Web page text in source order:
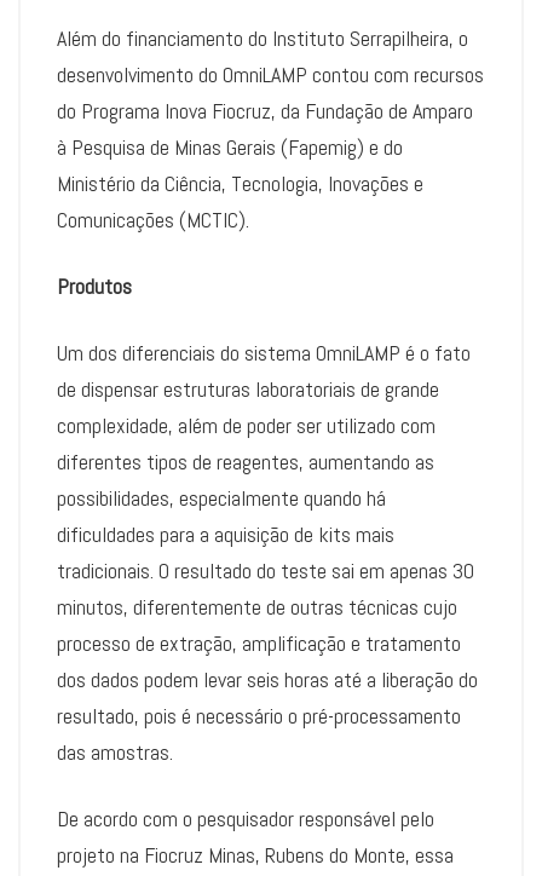
Além do financiamento do Instituto Serrapilheira, o
desenvolvimento do OmniLAMP contou com recursos
do Programa Inova Fiocruz, da Fundação de Amparo
à Pesquisa de Minas Gerais (Fapemig) e do
Ministério da Ciência, Tecnologia, Inovações e
Comunicações (MCTIC).
Produtos
Um dos diferenciais do sistema OmniLAMP é o fato
de dispensar estruturas laboratoriais de grande
complexidade, além de poder ser utilizado com
diferentes tipos de reagentes, aumentando as
possibilidades, especialmente quando há
dificuldades para a aquisição de kits mais
tradicionais. O resultado do teste sai em apenas 30
minutos, diferentemente de outras técnicas cujo
processo de extração, amplificação e tratamento
dos dados podem levar seis horas até a liberação do
resultado, pois é necessário o pré-processamento
das amostras.
De acordo com o pesquisador responsável pelo
projeto na Fiocruz Minas, Rubens do Monte, essa